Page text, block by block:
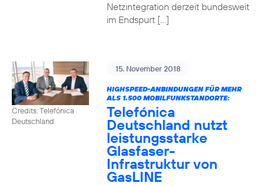
Netzintegration derzeit bundesweit
im Endspurt […]
Credits: Telefónica
Deutschland
15. November 2018
HIGHSPEED-ANBINDUNGEN FÜR MEHR
ALS 1.500 MOBILFUNKSTANDORTE:
Telefónica
Deutschland nutzt
leistungsstarke
Glasfaser-
Infrastruktur von
GasLINE